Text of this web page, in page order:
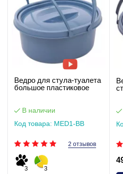
Ведро для стула-туалета
большое пластиковое
В наличии
Код товара: MED1-BB
2 отзывов
3 3